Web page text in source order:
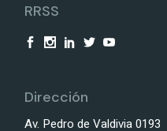
RRSS
Dirección
Av. Pedro de Valdivia 0193